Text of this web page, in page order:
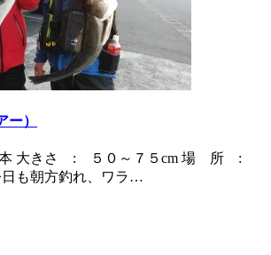
ー）
大きさ : ５０～７５cm 場 所 :
も朝方釣れ、ワラ…